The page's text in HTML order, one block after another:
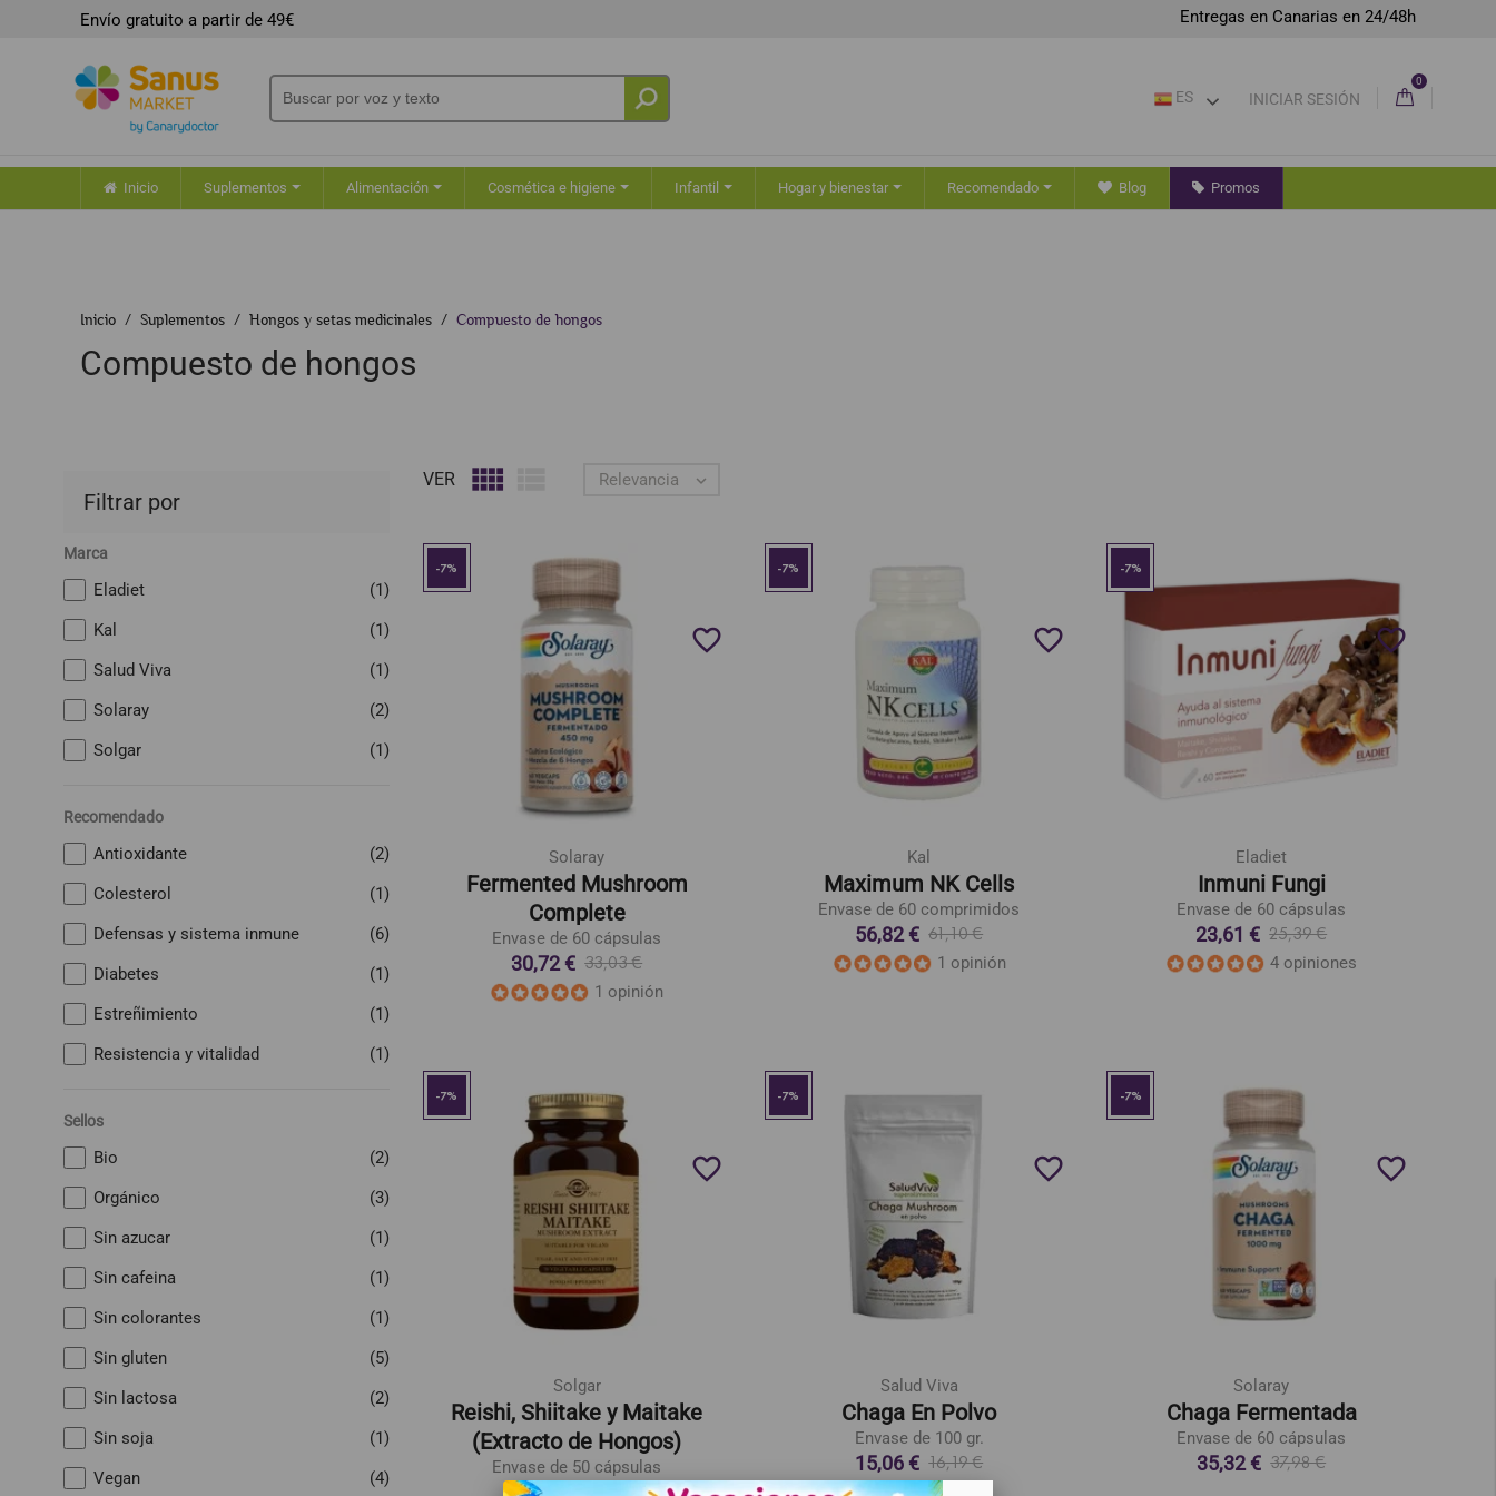
Envío gratuito a partir de 49€ Entregas en Canarias en 24/48h
ES INICIAR SESIÓN
0
Inicio Suplementos Alimentación Cosmética e higiene Infantil Hogar y bienestar Recomendado Blog Promos
Inicio Suplementos Hongos y setas medicinales Compuesto de hongos
Compuesto de hongos
Filtrar por
Marca
Eladiet
(1)
Kal
(1)
Salud Viva
(1)
Solaray
(2)
Solgar
(1)
Recomendado
Antioxidante
(2)
Colesterol
(1)
Defensas y sistema inmune
(6)
Diabetes
(1)
Estreñimiento
(1)
Resistencia y vitalidad
(1)
Sellos
Bio
(2)
Orgánico
(3)
Sin azucar
(1)
Sin cafeina
(1)
Sin colorantes
(1)
Sin gluten
(5)
Sin lactosa
(2)
Sin soja
(1)
Vegan
(4)
VER  Relevancia 
-7%
Solaray
Fermented Mushroom
Complete
Envase de 60 cápsulas
30,72 € 33,03 €
1 opinión
favorite_border
-7%
Kal
Maximum NK Cells
Envase de 60 comprimidos
56,82 € 61,10 €
1 opinión
favorite_border
-7%
Eladiet
Inmuni Fungi
Envase de 60 cápsulas
23,61 € 25,39 €
4 opiniones
favorite_border
-7%
Solgar
Reishi, Shiitake y Maitake
(Extracto de Hongos)
Envase de 50 cápsulas
45,23 € 48,64 €
favorite_border
-7%
Salud Viva
Chaga En Polvo
Envase de 100 gr.
15,06 € 16,19 €
favorite_border
-7%
Solaray
Chaga Fermentada
Envase de 60 cápsulas
35,32 € 37,98 €
favorite_border